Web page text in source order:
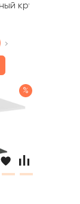
/ SET
круглый
%